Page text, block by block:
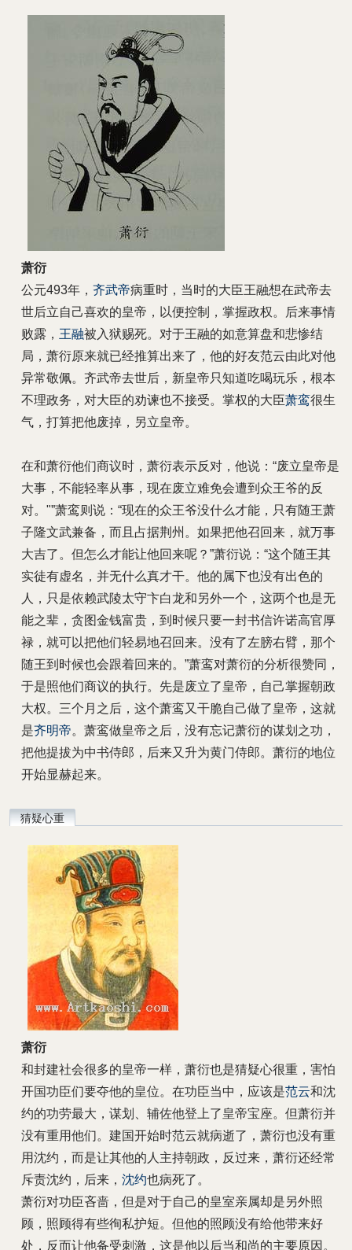
萧衍
公元493年， 齐武帝病重时，当时的大臣王融想在武帝去
世后立自己喜欢的皇帝，以便控制，掌握政权。后来事情
败露， 王融被入狱赐死。对于王融的如意算盘和悲惨结
局，萧衍原来就已经推算出来了，他的好友范云由此对他
异常敬佩。齐武帝去世后，新皇帝只知道吃喝玩乐，根本
不理政务，对大臣的劝谏也不接受。掌权的大臣萧鸾很生
气，打算把他废掉，另立皇帝。
在和萧衍他们商议时，萧衍表示反对，他说：“废立皇帝是
大事，不能轻率从事，现在废立难免会遭到众王爷的反
对。"”萧鸾则说：“现在的众王爷没什么才能，只有随王萧
子隆文武兼备，而且占据荆州。如果把他召回来，就万事
大吉了。但怎么才能让他回来呢？”萧衍说：“这个随王其
实徒有虚名，并无什么真才干。他的属下也没有出色的
人，只是依赖武陵太守卞白龙和另外一个，这两个也是无
能之辈，贪图金钱富贵，到时候只要一封书信许诺高官厚
禄，就可以把他们轻易地召回来。没有了左膀右臂，那个
随王到时候也会跟着回来的。”萧鸾对萧衍的分析很赞同，
于是照他们商议的执行。先是废立了皇帝，自己掌握朝政
大权。三个月之后，这个萧鸾又干脆自己做了皇帝，这就
是齐明帝。萧鸾做皇帝之后，没有忘记萧衍的谋划之功，
把他提拔为中书侍郎，后来又升为黄门侍郎。萧衍的地位
开始显赫起来。
猜疑心重
萧衍
和封建社会很多的皇帝一样，萧衍也是猜疑心很重，害怕
开国功臣们要夺他的皇位。在功臣当中，应该是范云和沈
约的功劳最大，谋划、辅佐他登上了皇帝宝座。但萧衍并
没有重用他们。建国开始时范云就病逝了，萧衍也没有重
用沈约，而是让其他的人主持朝政，反过来，萧衍还经常
斥责沈约，后来， 沈约也病死了。
萧衍对功臣吝啬，但是对于自己的皇室亲属却是另外照
顾，照顾得有些徇私护短。但他的照顾没有给他带来好
处，反而让他备受刺激，这是他以后当和尚的主要原因。